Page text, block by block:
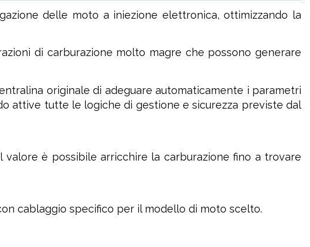
delle moto a iniezione elettronica, ottimizzando la
di carburazione molto magre che possono generare
originale di adeguare automaticamente i parametri
attive tutte le logiche di gestione e sicurezza previste dal
è possibile arricchire la carburazione fino a trovare
cablaggio specifico per il modello di moto scelto.